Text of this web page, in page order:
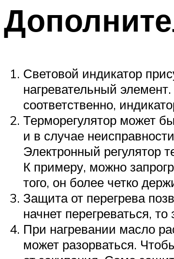
Световой индикатор
нагревательный
соответственно,
Терморегулятор может
и в случае
Электронный регулятор
К примеру, можно
того, он более четко
Защита от перегрева
начнет перегреваться,
При нагревании масло
может разорваться.